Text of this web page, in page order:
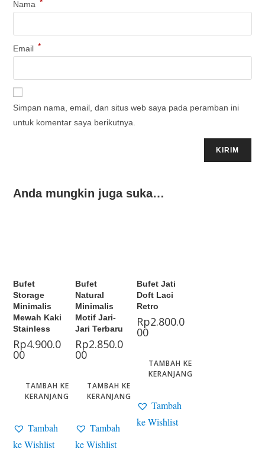
Nama
Email *
Simpan nama, email, dan situs web saya pada peramban ini
untuk komentar saya berikutnya.
Anda mungkin juga suka…
Bufet
Storage
Minimalis
Mewah Kaki
Stainless
Rp4.900.0
00
TAMBAH KE
KERANJANG
Tambah
ke Wishlist
Bufet
Natural
Minimalis
Motif Jari-
Jari Terbaru
Rp2.850.0
00
TAMBAH KE
KERANJANG
Tambah
ke Wishlist
Bufet Jati
Doft Laci
Retro
Rp2.800.0
00
TAMBAH KE
KERANJANG
Tambah
ke Wishlist